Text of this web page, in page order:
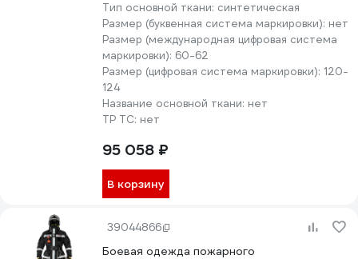
Тип основной ткани: синтетическая
Размер (буквенная система маркировки): нет
Размер (международная цифровая система
маркировки): 60-62
Размер (цифровая система маркировки): 120-
124
Название основной ткани: нет
ТР ТС: нет
95 058 ₽
В корзину
39044866
Боевая одежда пожарного